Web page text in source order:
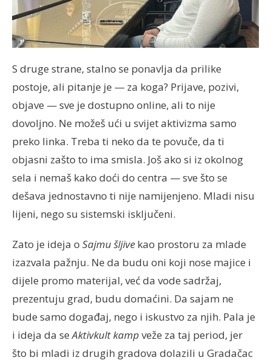
S druge strane, stalno se ponavlja da prilike
postoje, ali pitanje je — za koga? Prijave, pozivi,
objave — sve je dostupno online, ali to nije
dovoljno. Ne možeš ući u svijet aktivizma samo
preko linka. Treba ti neko da te povuče, da ti
objasni zašto to ima smisla. Još ako si iz okolnog
sela i nemaš kako doći do centra — sve što se
dešava jednostavno ti nije namijenjeno. Mladi nisu
lijeni, nego su sistemski isključeni.
Zato je ideja o Sajmu šljive kao prostoru za mlade
izazvala pažnju. Ne da budu oni koji nose majice i
dijele promo materijal, već da vode sadržaj,
prezentuju grad, budu domaćini. Da sajam ne
bude samo događaj, nego i iskustvo za njih. Pala je
i ideja da seAktivkult kamp veže za taj period, jer
što bi mladi iz drugih gradova dolazili u Gradačac